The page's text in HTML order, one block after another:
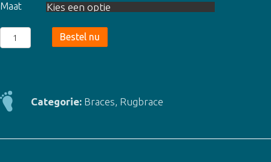
Maat
Sporlastic
Vertebradyn
aantal
Bestel nu
Categorie: Braces, Rugbrace